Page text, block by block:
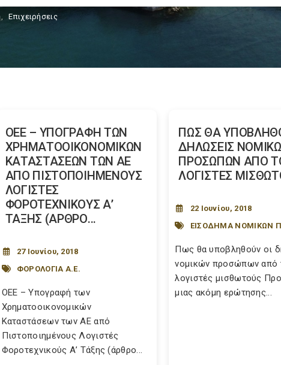
, Επιχειρήσεις
ΟΕΕ – ΥΠΟΓΡΑΦΗ ΤΩΝ
ΧΡΗΜΑΤΟΟΙΚΟΝΟΜΙΚΩΝ
ΚΑΤΑΣΤΑΣΕΩΝ ΤΩΝ ΑΕ
ΑΠΟ ΠΙΣΤΟΠΟΙΗΜΕΝΟΥΣ
ΛΟΓΙΣΤΕΣ
ΦΟΡΟΤΕΧΝΙΚΟΥΣ Α’
ΤΑΞΗΣ (ΑΡΘΡΟ...
27 Ιουνίου, 2018
ΦΟΡΟΛΟΓΙΑ Α.Ε.
ΟΕΕ – Υπογραφή των
Χρηματοοικονομικών
Καταστάσεων των ΑΕ από
Πιστοποιημένους Λογιστές
Φοροτεχνικούς Α’ Τάξης (άρθρο...
ΠΩΣ ΘΑ
ΔΗΛΩΣΕΙΣ
ΠΡΟΣΩΠΩΝ ΑΠΟ
ΛΟΓΙΣΤΕΣ
22 Ιουνίου, 2018
ΕΙΣΟΔΗΜΑ ΝΟΜΙΚΩΝ
Πως θα υποβληθούν οι
νομικών προσώπων από
λογιστές μισθωτούς
μιας ακόμη ερώτησης...